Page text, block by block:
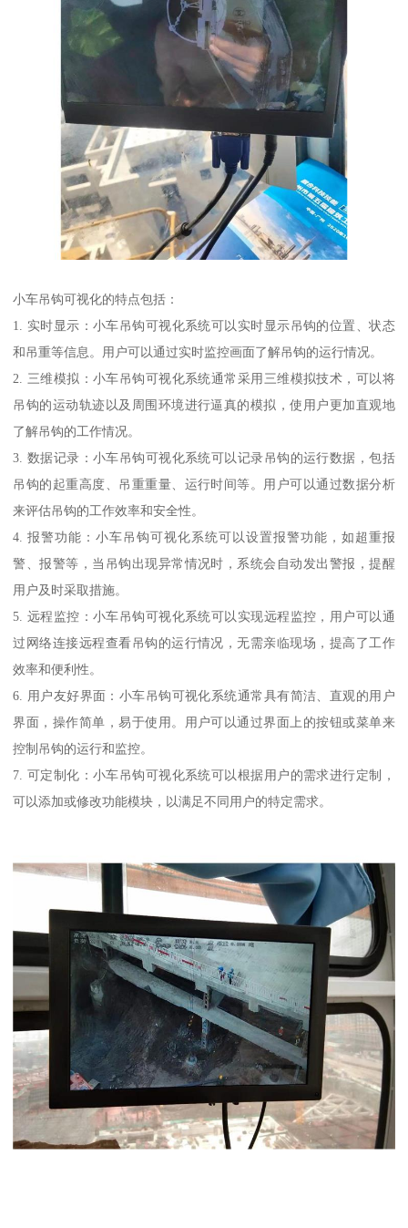
小车吊钩可视化的特点包括：
1. 实时显示：小车吊钩可视化系统可以实时显示吊钩的位置、状态
和吊重等信息。用户可以通过实时监控画面了解吊钩的运行情况。
2. 三维模拟：小车吊钩可视化系统通常采用三维模拟技术，可以将
吊钩的运动轨迹以及周围环境进行逼真的模拟，使用户更加直观地
了解吊钩的工作情况。
3. 数据记录：小车吊钩可视化系统可以记录吊钩的运行数据，包括
吊钩的起重高度、吊重重量、运行时间等。用户可以通过数据分析
来评估吊钩的工作效率和安全性。
4. 报警功能：小车吊钩可视化系统可以设置报警功能，如超重报
警、报警等，当吊钩出现异常情况时，系统会自动发出警报，提醒
用户及时采取措施。
5. 远程监控：小车吊钩可视化系统可以实现远程监控，用户可以通
过网络连接远程查看吊钩的运行情况，无需亲临现场，提高了工作
效率和便利性。
6. 用户友好界面：小车吊钩可视化系统通常具有简洁、直观的用户
界面，操作简单，易于使用。用户可以通过界面上的按钮或菜单来
控制吊钩的运行和监控。
7. 可定制化：小车吊钩可视化系统可以根据用户的需求进行定制，
可以添加或修改功能模块，以满足不同用户的特定需求。